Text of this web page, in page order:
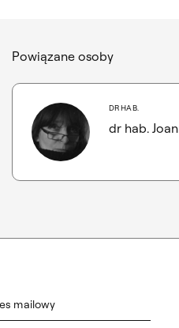
Powiązane osoby
DR HAB.
dr hab.
mailowy